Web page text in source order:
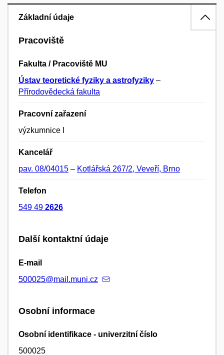
Základní údaje
Pracoviště
Fakulta / Pracoviště MU
Ústav teoretické fyziky a astrofyziky –
Přírodovědecká fakulta
Pracovní zařazení
výzkumnice I
Kancelář
pav. 08/04015 – Kotlářská 267/2, Veveří, Brno
Telefon
549 49 2626
Další kontaktní údaje
E-mail
500025@mail.muni.cz
Osobní informace
Osobní identifikace - univerzitní číslo
500025